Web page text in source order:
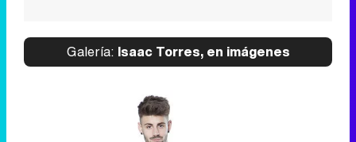
Galería: Isaac Torres, en imágenes